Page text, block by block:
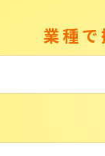
業種で